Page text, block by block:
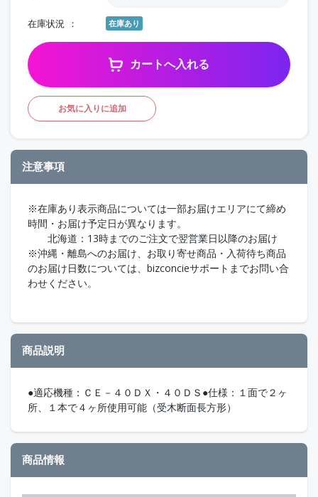
在庫状況 在庫あり
カートへ入れる
お気に入りに追加
注意事項
※在庫あり表示商品については一部お届けエリアにて締め
時間・お届け予定日が異なります。
北海道：13時までのご注文で翌営業日以降のお届け
※沖縄・離島へのお届け、お取り寄せ商品・入荷待ち商品
のお届け日数については、bizconcieサポートまでお問い合
わせください。
商品説明
●適応機種：ＣＥ－４０ＤＸ・４０ＤＳ●仕様：１面で２ヶ
所、１本で４ヶ所使用可能（受木断面長方形）
商品情報